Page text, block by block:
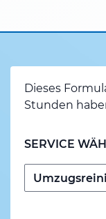
Dieses
Stunden
SERVICE